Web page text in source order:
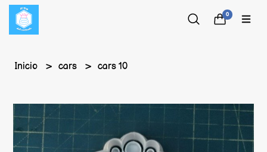
0
Inicio cars cars 10